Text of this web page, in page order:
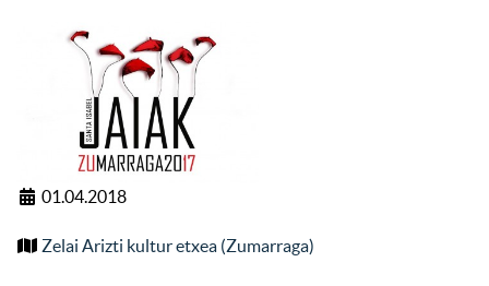
01.04.2018
Zelai Arizti kultur etxea (Zumarraga)